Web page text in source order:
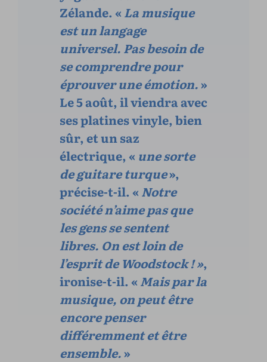
Zélande. « La musique
est un langage
universel. Pas besoin de
se comprendre pour
éprouver une émotion.»
Le 5 août, il viendra avec
ses platines vinyle, bien
sûr, et un saz
électrique, « une sorte
de guitare turque»,
précise-t-il. « Notre
société n’aime pas que
les gens se sentent
libres. On est loin de
l’esprit de Woodstock ! »,
ironise-t-il. « Mais par la
musique, on peut être
encore penser
différemment et être
ensemble.»